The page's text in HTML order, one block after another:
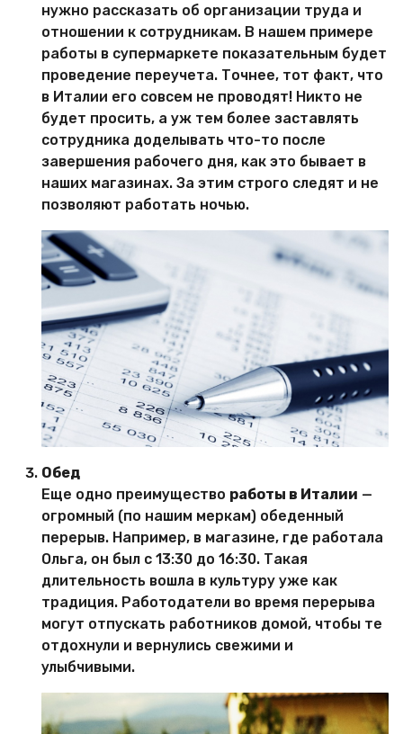
нужно рассказать об организации труда и
отношении к сотрудникам. В нашем примере
работы в супермаркете показательным будет
проведение переучета. Точнее, тот факт, что
в Италии его совсем не проводят! Никто не
будет просить, а уж тем более заставлять
сотрудника доделывать что-то после
завершения рабочего дня, как это бывает в
наших магазинах. За этим строго следят и не
позволяют работать ночью.
Обед
Еще одно преимущество работы в Италии —
огромный (по нашим меркам) обеденный
перерыв. Например, в магазине, где работала
Ольга, он был с 13:30 до 16:30. Такая
длительность вошла в культуру уже как
традиция. Работодатели во время перерыва
могут отпускать работников домой, чтобы те
отдохнули и вернулись свежими и
улыбчивыми.